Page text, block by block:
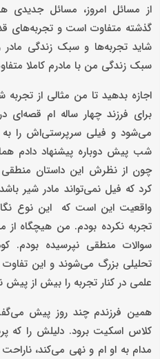
از مسائل امروز، مسائل جدیدی
گذشته متفاوت است و تجربه‌های
شاید تجربه‌ها و سبک زندگی مادر
سبک زندگی من با مادرم کاملا
اجازه بدهید تا من مثالی از
برای فرزند چهار ساله ام
می‌شود و فیلی سرپرستی‌اش را به
شب پیش دوباره پیشنهاد دادم
چون از نظرش این داستان منطقی
کرد که فیل نمی‌تواند مادر شیر
واقعیت این است که این نوع
تجربه نکرده بودم. من هیچگاه از
سوالات منطقی نپرسیده بودم.
تحلیلی بزرگ می‌شوند و این
علمی در کنار تجربه را بیش از
همین فرزندم چند روز پیش
کلاس اسکیت برود. دلیلش را که
مدام به او ام و نهی می‌کند،